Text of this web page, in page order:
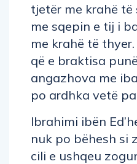
tjetër me krahë të
me sqepin e tij i
me krahë të
që e braktisa
angazhova me
po ardhka vetë
Ibrahimi ibën
nuk po bëhesh si
cili e ushqeu